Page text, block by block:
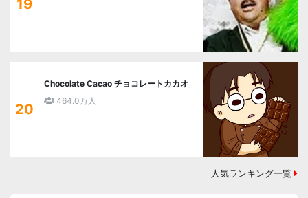
19
20
Chocolate Cacao チョコレートカカオ
464.0万人
人気ランキング一覧